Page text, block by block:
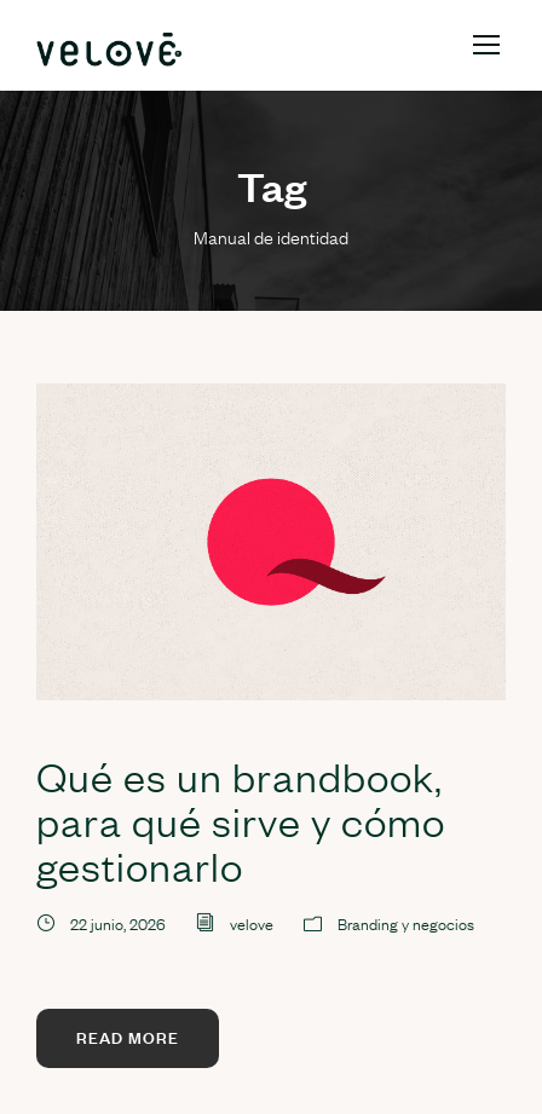
Tag
Manual de identidad
Qué es un brandbook,
para qué sirve y cómo
gestionarlo
22 junio, 2026 velove Branding y negocios
READ MORE